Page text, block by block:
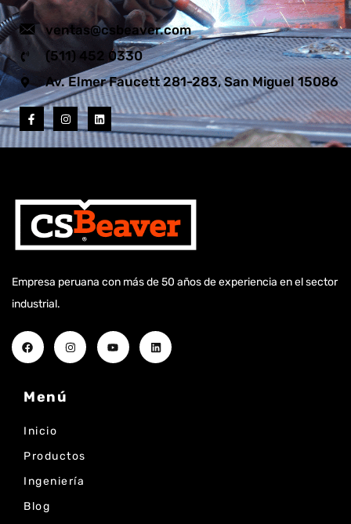
ventas@csbeaver.com
(511) 452 0330
Av. Elmer Faucett 281-283, San Miguel 15086
Empresa peruana con más de 50 años de experiencia en el sector
industrial.
Menú
Inicio
Productos
Ingeniería
Blog